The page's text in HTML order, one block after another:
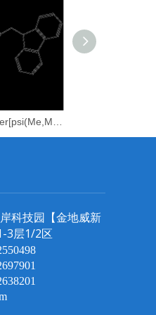
科技园【金地威新
3层1/2区